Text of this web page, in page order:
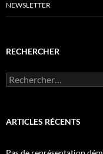
NEWSLETTER
RECHERCHER
Rechercher :
ARTICLES RÉCENTS